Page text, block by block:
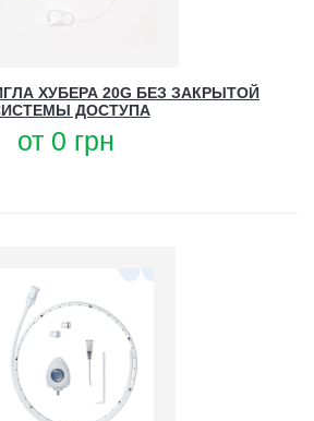
ХУБЕРА 20G БЕЗ ЗАКРЫТОЙ
ДОСТУПА
от 0 грн